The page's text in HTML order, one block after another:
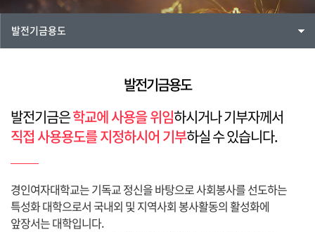
발전기금용도
발전기금용도
발전기금은학교에 사용을 위임하시거나기부자께서
직접 사용용도를 지정하시어 기부하실 수 있습니다.
경인여자대학교는 기독교 정신을 바탕으로 사회봉사를 선도하는
특성화 대학으로서 국내외 및 지역사회 봉사활동의 활성화에
앞장서는 대학입니다.